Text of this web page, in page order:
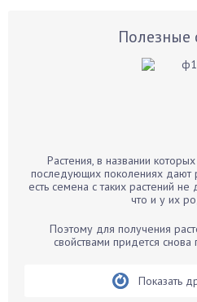
Бархатцы
Бегония
Бирючина
Полезные
Растения, в названии
последующих поколениях дают
есть семена с таких растений не
что и у их
Поэтому для получения
свойствами придется
Показать